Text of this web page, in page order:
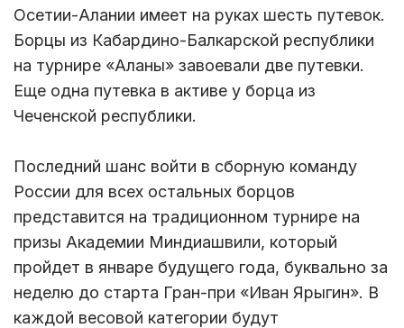
Осетии-Алании имеет на руках шесть путевок.
Борцы из Кабардино-Балкарской республики
на турнире «Аланы» завоевали две путевки.
Еще одна путевка в активе у борца из
Чеченской республики.
Последний шанс войти в сборную команду
России для всех остальных борцов
представится на традиционном турнире на
призы Академии Миндиашвили, который
пройдет в январе будущего года, буквально за
неделю до старта Гран-при «Иван Ярыгин». В
каждой весовой категории будут